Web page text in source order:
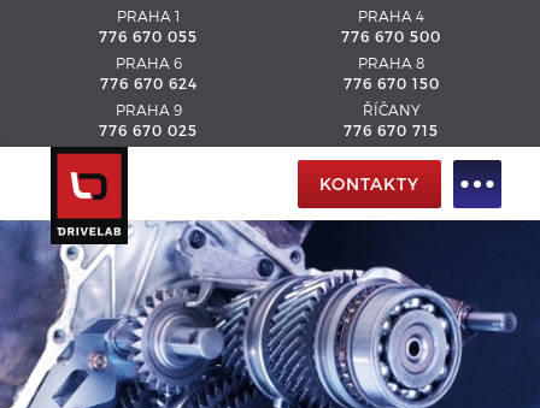
PRAHA 1
776 670 055
PRAHA 4
776 670 500
PRAHA 6
776 670 624
PRAHA 8
776 670 150
PRAHA 9
776 670 025
ŘÍČANY
776 670 715
KONTAKTY